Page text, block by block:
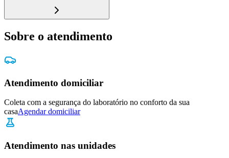
Sobre o atendimento
Atendimento domiciliar
Coleta com a segurança do laboratório no conforto da sua
casaAgendar domiciliar
Atendimento nas unidades